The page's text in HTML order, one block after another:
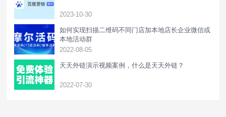
2023-10-30
如何实现扫描二维码不同门店加本地店长企业微信或
本地活动群
2022-08-05
天天外链演示视频案例，什么是天天外链？
2022-07-30